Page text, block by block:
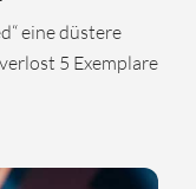
eine düstere
5 Exemplare